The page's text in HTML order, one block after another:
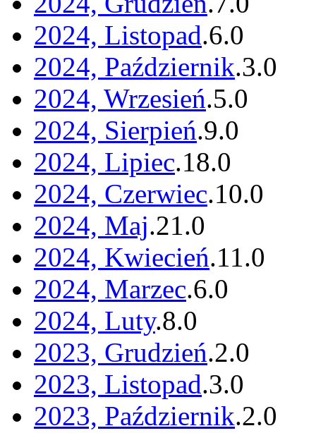
2024, Listopad.6.0
2024, Październik.3.0
2024, Wrzesień.5.0
2024, Sierpień.9.0
2024, Lipiec.18.0
2024, Czerwiec.10.0
2024, Maj.21.0
2024, Kwiecień.11.0
2024, Marzec.6.0
2024, Luty.8.0
2023, Grudzień.2.0
2023, Listopad.3.0
2023, Październik.2.0